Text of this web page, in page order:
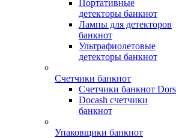
Портативные
детекторы банкнот
Лампы для детекторов
банкнот
Ультрафиолетовые
детекторы банкнот
Счетчики банкнот
Счетчики банкнот Dors
Docash счетчики
банкнот
Упаковщики банкнот